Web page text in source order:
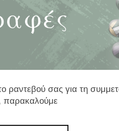
ραντεβού σας για τη
παρακαλούμε